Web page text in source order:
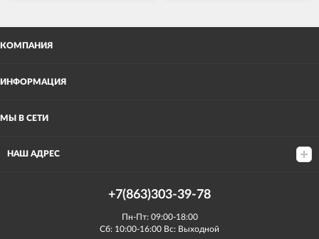
КОМПАНИЯ
ИНФОРМАЦИЯ
МЫ В СЕТИ
НАШ АДРЕС
+7(863)303-39-78
Пн-Пт: 09:00-18:00
Сб: 10:00-16:00 Вс: Выходной